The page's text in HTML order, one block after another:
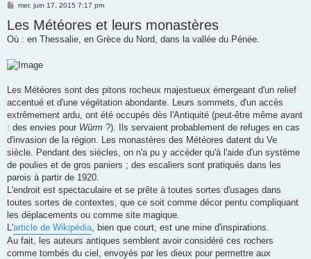
M
s
s
a
mer. juin 17, 2015 7:17 pm
Les Météores et leurs monastères
Où : en Thessalie, en Grèce du Nord, dans la vallée du Pénée.
Les Météores sont des pitons rocheux majestueux émergeant d'un relief
accentué et d'une végétation abondante. Leurs sommets, d'un accès
extrêmement ardu, ont été occupés dès l'Antiquité (peut-être même avant
: des envies pour Würm ?). Ils servaient probablement de refuges en cas
d'invasion de la région. Les monastères des Météores datent du Ve
siècle. Pendant des siècles, on n'a pu y accéder qu'à l'aide d'un système
de poulies et de gros paniers ; des escaliers sont pratiqués dans les
parois à partir de 1920.
L'endroit est spectaculaire et se prête à toutes sortes d'usages dans
toutes sortes de contextes, que ce soit comme décor pentu compliquant
les déplacements ou comme site magique.
L'article de Wikipédia , bien que court, est une mine d'inspirations.
Au fait, les auteurs antiques semblent avoir considéré ces rochers
comme tombés du ciel, envoyés par les dieux pour permettre aux